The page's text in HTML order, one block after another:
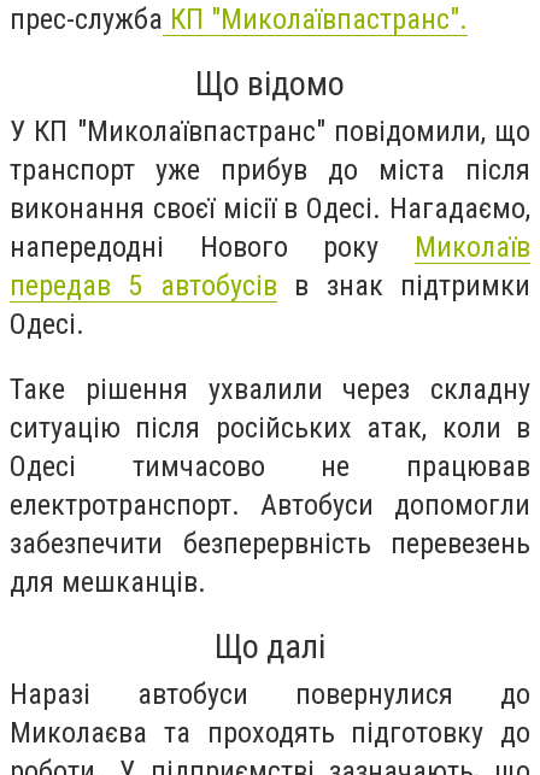
прес-служба КП "Миколаївпастранс".
Що відомо
У КП "Миколаївпастранс" повідомили, що
транспорт уже прибув до міста після
виконання своєї місії в Одесі. Нагадаємо,
напередодні Нового року Миколаїв
передав 5 автобусів в знак підтримки
Одесі.
Таке рішення ухвалили через складну
ситуацію після російських атак, коли в
Одесі тимчасово не працював
електротранспорт. Автобуси допомогли
забезпечити безперервність перевезень
для мешканців.
Що далі
Наразі автобуси повернулися до
Миколаєва та проходять підготовку до